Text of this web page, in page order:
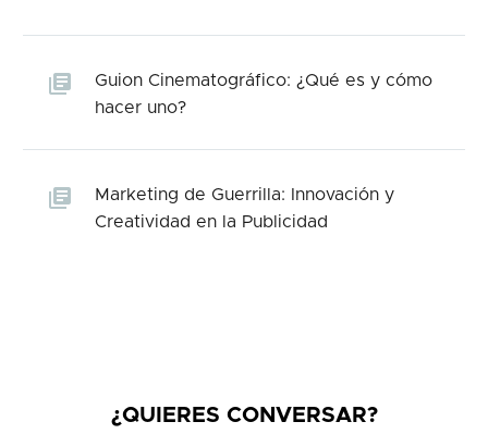
Guion Cinematográfico: ¿Qué es y cómo
hacer uno?
Marketing de Guerrilla: Innovación y
Creatividad en la Publicidad
¿QUIERES CONVERSAR?